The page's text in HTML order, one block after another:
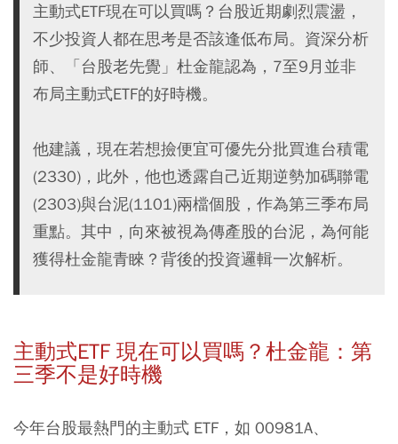
主動式ETF現在可以買嗎？台股近期劇烈震盪，
不少投資人都在思考是否該逢低布局。資深分析
師、「台股老先覺」杜金龍認為，7至9月並非
布局主動式ETF的好時機。
他建議，現在若想撿便宜可優先分批買進台積電
(2330)，此外，他也透露自己近期逆勢加碼聯電
(2303)與台泥(1101)兩檔個股，作為第三季布局
重點。其中，向來被視為傳產股的台泥，為何能
獲得杜金龍青睞？背後的投資邏輯一次解析。
主動式ETF 現在可以買嗎？杜金龍：第
三季不是好時機
今年台股最熱門的主動式 ETF，如 00981A、